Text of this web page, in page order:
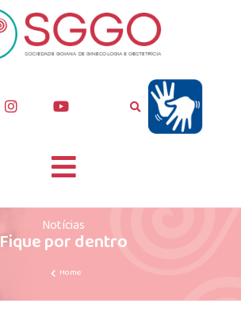
Notícias
Fique por dentro
Home